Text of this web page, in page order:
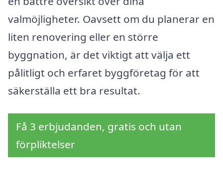
valmöjligheter. Oavsett om du planerar en
liten renovering eller en större
byggnation, är det viktigt att välja ett
pålitligt och erfaret byggföretag för att
säkerställa ett bra resultat.
Få 3 erbjudanden, gratis och utan
förpliktelser